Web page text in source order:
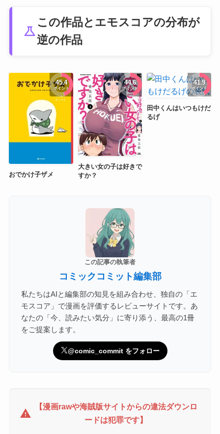
science
この作品とエモスコアの分布が
逆の作品
45.4
ポイント
おでかけ子ザメ
44.6
ポイント
大きい女の子は好きで
すか？
41.9
ポイント
田中くんはいつもけだ
るげ
この記事の執筆者
コミックコミット編集部
私たちはAIと編集部の知見を組み合わせ、独自の「エ
モスコア」で漫画を評価するレビューサイトです。あ
なたの「今、読みたい気分」に寄り添う、最高の1冊
をご提案します。
@comic_commit をフォロー
warning
【漫画rawや海賊版サイトからの違法ダウンロ
ードは犯罪です】